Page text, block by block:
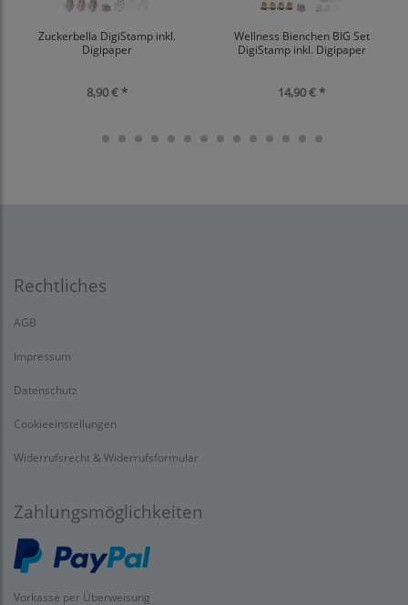
Zuckerbella DigiStamp inkl.
Digipaper
8,90 € *
Wellness Bienchen BIG Set
DigiStamp inkl. Digipaper
14,90 € *
Rechtliches
AGB
Impressum
Datenschutz
Cookieeinstellungen
Widerrufsrecht & Widerrufsformular
Zahlungsmöglichkeiten
Vorkasse per Überweisung